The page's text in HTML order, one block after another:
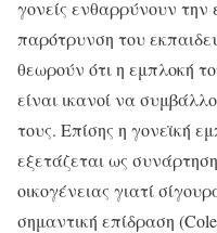
γονείς ενθαρρύνουν
παρότρυνση του
θεωρούν ότι η εμπλοκή
είναι ικανοί να
τους. Επίσης η γονεϊκή
εξετάζεται ως
οικογένειας γιατί
σημαντική επίδραση